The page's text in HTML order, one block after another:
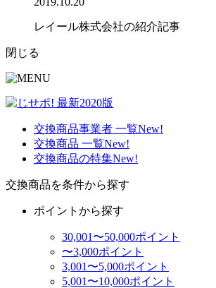
レイール株式会社の紹介記事
閉じる
交換商品事業者 一覧New!
交換商品 一覧New!
交換商品の特集New!
交換商品を条件から探す
ポイントから探す
30,001〜50,000ポイント
〜3,000ポイント
3,001〜5,000ポイント
5,001〜10,000ポイント